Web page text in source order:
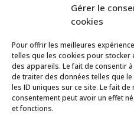
Gérer le
cookies
Pour offrir les meilleures
telles que les cookies pour
des appareils. Le fait de consentir
de traiter des données telles que
les ID uniques sur ce site. Le fait
consentement peut avoir un effet
et fonctions.
MENTIONS LÉGALES
Politique de cookies (UE)